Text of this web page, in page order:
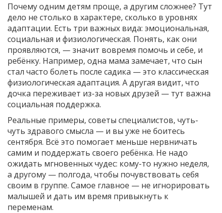
Почему одним детям проще, а другим сложнее? Тут
дело не столько в характере, сколько в уровнях
адаптации. Есть три важных вида: эмоциональная,
социальная и физиологическая. Понять, как они
проявляются, — значит вовремя помочь и себе, и
ребёнку. Например, одна мама замечает, что сын
стал часто болеть после садика — это классическая
физиологическая адаптация. А другая видит, что
дочка переживает из-за новых друзей — тут важна
социальная поддержка.
Реальные примеры, советы специалистов, чуть-
чуть здравого смысла — и вы уже не боитесь
сентября. Всё это помогает меньше нервничать
самим и поддержать своего ребёнка. Не надо
ожидать мгновенных чудес: кому-то нужно неделя,
а другому — полгода, чтобы почувствовать себя
своим в группе. Самое главное — не игнорировать
малышей и дать им время привыкнуть к
переменам.